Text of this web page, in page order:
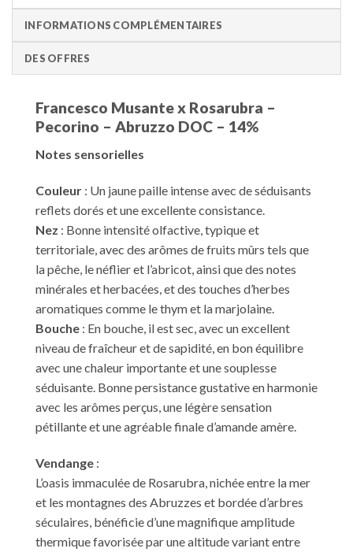
INFORMATIONS COMPLÉMENTAIRES
DES OFFRES
Francesco Musante x Rosarubra –
Pecorino – Abruzzo DOC – 14%
Notes sensorielles
Couleur : Un jaune paille intense avec de séduisants
reflets dorés et une excellente consistance.
Nez : Bonne intensité olfactive, typique et
territoriale, avec des arômes de fruits mûrs tels que
la pêche, le néflier et l’abricot, ainsi que des notes
minérales et herbacées, et des touches d’herbes
aromatiques comme le thym et la marjolaine.
Bouche : En bouche, il est sec, avec un excellent
niveau de fraîcheur et de sapidité, en bon équilibre
avec une chaleur importante et une souplesse
séduisante. Bonne persistance gustative en harmonie
avec les arômes perçus, une légère sensation
pétillante et une agréable finale d’amande amère.
Vendange :
L’oasis immaculée de Rosarubra, nichée entre la mer
et les montagnes des Abruzzes et bordée d’arbres
séculaires, bénéficie d’une magnifique amplitude
thermique favorisée par une altitude variant entre